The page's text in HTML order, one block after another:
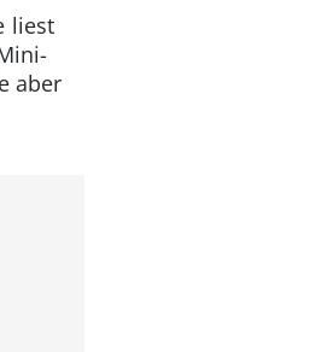
liest
aber